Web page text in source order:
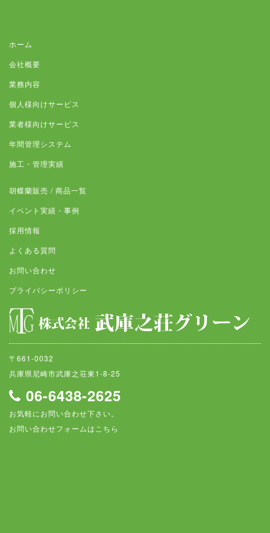
ホーム
会社概要
業務内容
個人様向けサービス
業者様向けサービス
年間管理システム
施工・管理実績
胡蝶蘭販売 / 商品一覧
イベント実績・事例
採用情報
よくある質問
お問い合わせ
プライバシーポリシー
〒661-0032
兵庫県尼崎市武庫之荘東1-8-25
06-6438-2625
お気軽にお問い合わせ下さい。
お問い合わせフォームはこちら